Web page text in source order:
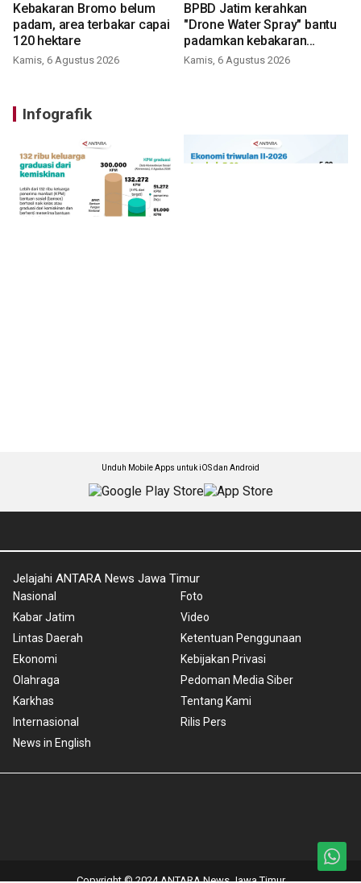
Kebakaran Bromo belum
padam, area terbakar capai
120 hektare
Kamis, 6 Agustus 2026
BPBD Jatim kerahkan
"Drone Water Spray" bantu
padamkan kebakaran
Bromo
Kamis, 6 Agustus 2026
Infografik
Unduh Mobile Apps untuk iOS dan Android
Jelajahi ANTARA News Jawa Timur
Nasional
Kabar Jatim
Lintas Daerah
Ekonomi
Olahraga
Karkhas
Internasional
News in English
Foto
Video
Ketentuan Penggunaan
Kebijakan Privasi
Pedoman Media Siber
Tentang Kami
Rilis Pers
Copyright © 2024 ANTARA News Jawa Timur